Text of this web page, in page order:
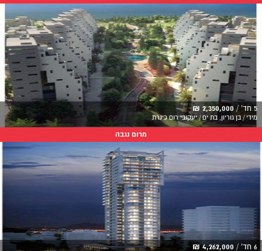
5 חד' / 2,350,000 ₪
מידי / בן גוריון, בת ים / יעקובי רום כינרת
מרום נגבה
6 חד' / 4,262,000 ₪